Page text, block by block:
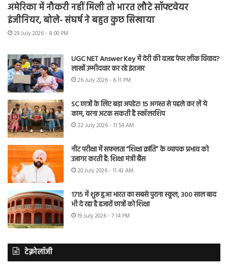
अमेरिका में नौकरी नहीं मिली तो भारत लौटे सॉफ्टवेयर
इंजीनियर, बोले- संघर्ष ने बहुत कुछ सिखाया
29 July 2026 - 8:00 PM
UGC NET Answer Key में देरी की वजह पेपर लीक विवाद?
लाखों उम्मीदवार कर रहे इंतजार
26 July 2026 - 6:11 PM
SC छात्रों के लिए बड़ा अपडेट! 15 अगस्त से पहले कर लें ये
काम, वरना अटक सकती है स्कॉलरशिप
22 July 2026 - 11:54 AM
नीट परीक्षा में सफलता “शिक्षा क्रांति” के व्यापक प्रभाव को
उजागर करती है: शिक्षा मंत्री बैंस
20 July 2026 - 11:43 AM
1715 में शुरू हुआ भारत का सबसे पुराना स्कूल, 300 साल बाद
भी दे रहा है हजारों छात्रों को शिक्षा
19 July 2026 - 7:14 PM
टेक्नोलॉजी